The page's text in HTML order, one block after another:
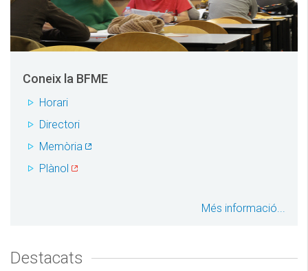
Coneix la BFME
Horari
Directori
Memòria
Plànol
Més informació...
Destacats